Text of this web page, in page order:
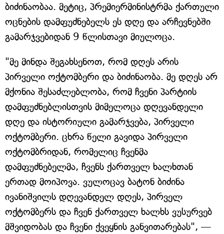
ბიძინაობაა. მეტიც, პრემიერმინისტრმა ქართული
ოცნების დამფუძნებელს ეს დღე და არჩევნებში
გამარჯვებიდან 9 წლისთავი მიულოცა.
"მე მინდა შეგახსენოთ, რომ დღეს არის
პირველი ოქტომბერი და ბიძინაობა. მე დღეს არ
მქონია შესაძლებლობა, რომ ჩვენი პარტიის
დამფუძნებლისთვის მიმელოცა დღევანდელი
დღე და ისტორიული გამარჯვება, პირველი
ოქტომბერი. ცხრა წელი გავიდა პირველი
ოქტომბრიდან, რომელიც ჩვენმა
დამფუძნებელმა, ჩვენს ქართველ ხალხთან
ერთად მოიპოვა. ვულოცავ ბატონ ბიძინა
ივანიშვილს დღევანდელ დღეს, პირველ
ოქტომბერს და ჩვენ ქართველ ხალხს ვუსურვებ
მშვიდობას და ჩვენი ქვეყნის განვითარებას", —